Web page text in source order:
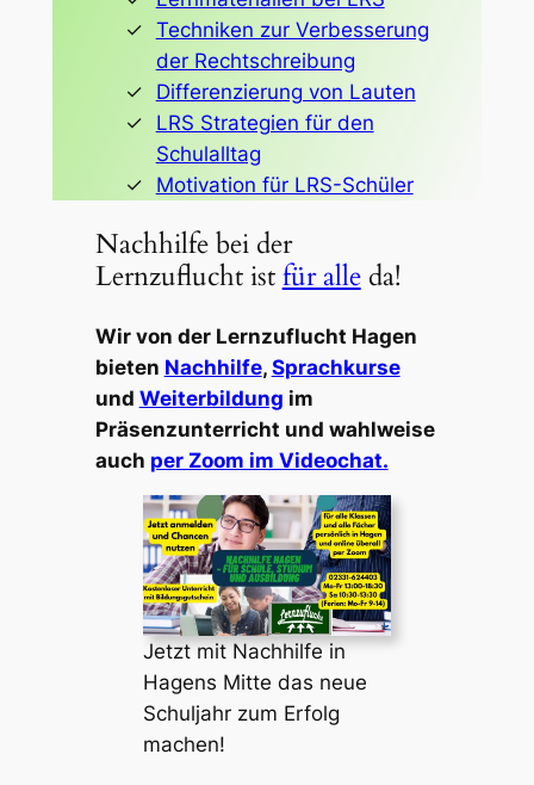
Techniken zur Verbesserung
der Rechtschreibung
Differenzierung von Lauten
LRS Strategien für den
Schulalltag
Motivation für LRS-Schüler
Nachhilfe bei der
Lernzuflucht istfür alleda!
Wir von der Lernzuflucht Hagen
bieten Nachhilfe, Sprachkurse
und Weiterbildung im
Präsenzunterricht und wahlweise
auch per Zoom im Videochat.
Jetzt mit Nachhilfe in
Hagens Mitte das neue
Schuljahr zum Erfolg
machen!